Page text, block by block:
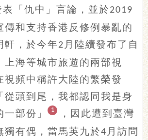
表「仇中」言論，並於 2019
傳和支持香港反修例暴亂的
軒，於今年 2 月陸續發布了自
上海等城市旅遊的兩部視
視頻中稱許大陸的繁榮發
從頭到尾，我都認同我是身
部份」
1
，因此遭到臺灣
獨有偶，當馬英九於4 月訪問